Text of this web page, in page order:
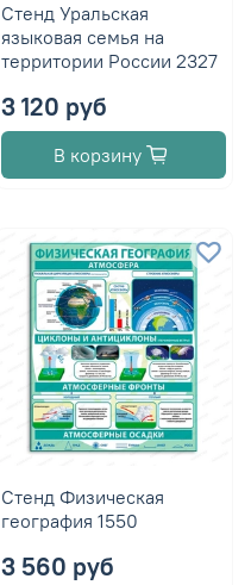
Стенд Уральская
языковая семья на
территории России 2327
3 120 руб
В корзину
Стенд Физическая
география 1550
3 560 руб